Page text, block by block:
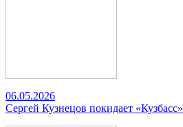
06.05.2026
Сергей Кузнецов покидает «Кузбасс»